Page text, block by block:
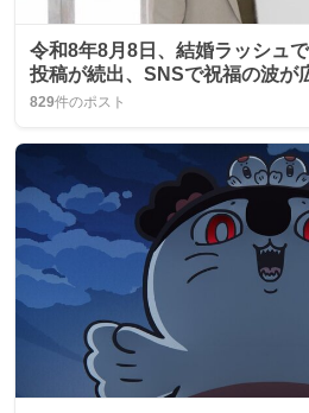
令和8年8月8日、結婚ラッシュ
投稿が続出、SNSで祝福の波が
829件のポスト